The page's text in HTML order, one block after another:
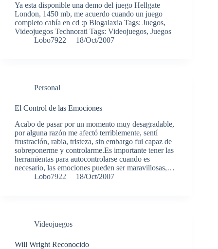
Ya esta disponible una demo del juego Hellgate
London, 1450 mb, me acuerdo cuando un juego
completo cabía en cd :p Blogalaxia Tags: Juegos,
Videojuegos Technorati Tags: Videojuegos, Juegos
Lobo7922
18/Oct/2007
Personal
El Control de las Emociones
Acabo de pasar por un momento muy desagradable,
por alguna razón me afectó terriblemente, sentí
frustración, rabia, tristeza, sin embargo fui capaz de
sobreponerme y controlarme.Es importante tener las
herramientas para autocontrolarse cuando es
necesario, las emociones pueden ser maravillosas,…
Lobo7922
18/Oct/2007
Videojuegos
Will Wright Reconocido